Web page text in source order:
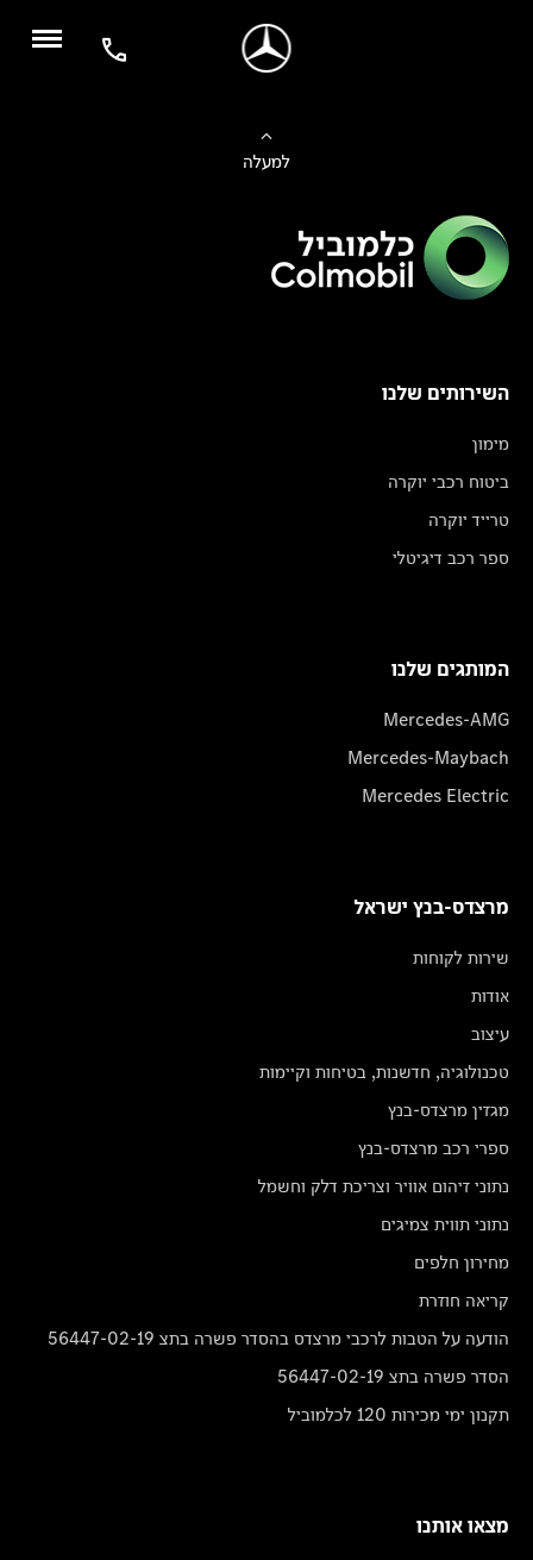
למעלה
השירותים שלנו
מימון
ביטוח רכבי יוקרה
טרייד יוקרה
ספר רכב דיגיטלי
המותגים שלנו
Mercedes-AMG
Mercedes-Maybach
Mercedes Electric
מרצדס-בנץ ישראל
שירות לקוחות
אודות
עיצוב
טכנולוגיה, חדשנות, בטיחות וקיימות
מגזין מרצדס-בנץ
ספרי רכב מרצדס-בנץ
נתוני זיהום אוויר וצריכת דלק וחשמל
נתוני תווית צמיגים
מחירון חלפים
קריאה חוזרת
הודעה על הטבות לרכבי מרצדס בהסדר פשרה בתצ 56447-02-19
הסדר פשרה בתצ 56447-02-19
תקנון ימי מכירות 120 לכלמוביל
מצאו אותנו